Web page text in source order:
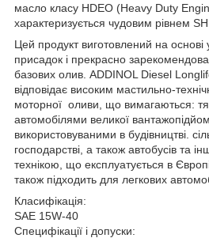
масло класу HDEO (Heavy Duty
характеризується чудовим рівнем
Цей продукт виготовлений на основі
присадок і прекрасно
базових олив. ADDINOL Diesel
відповідає високим мастильно-
моторної оливи, що вимагаються:
автомобілями великої
використовуваними в будівництві.
господарстві, а також автобусів та
технікою, що експлуатується в
також підходить для легкових
Класифікація:
SAE 15W-40
Специфікації і допуски: